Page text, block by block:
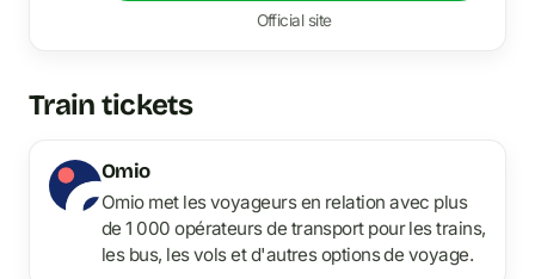
Official site
Train tickets
Omio
Omio met les voyageurs en relation avec plus
de 1 000 opérateurs de transport pour les trains,
les bus, les vols et d'autres options de voyage.